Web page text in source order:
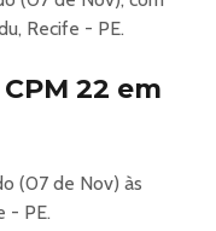
Recife - PE.
22 em
(07 de Nov) às
- PE.